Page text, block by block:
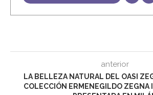
anterior
LA BELLEZA NATURAL DEL OASI
COLECCIÓN ERMENEGILDO ZEGNA